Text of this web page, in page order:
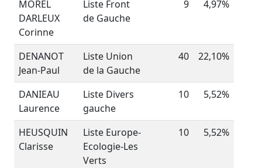
MOREL
DARLEUX
Corinne
Liste Front
de Gauche
9 4,97%
DENANOT
Jean-Paul
Liste Union
de la Gauche
40 22,10%
DANIEAU
Laurence
Liste Divers
gauche
10 5,52%
HEUSQUIN
Clarisse
Liste Europe-
Ecologie-Les
Verts
10 5,52%